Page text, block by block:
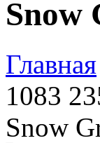
Snow
Главная
1083
Snow